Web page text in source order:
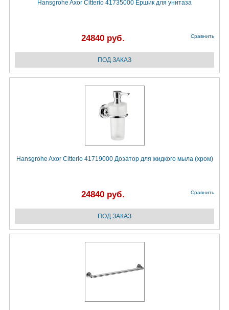
Hansgrohe Axor Citterio 41735000 Ёршик для унитаза
24840 руб. Сравнить
Hansgrohe Axor Citterio 41719000 Дозатор для жидкого мыла (хром)
24840 руб. Сравнить